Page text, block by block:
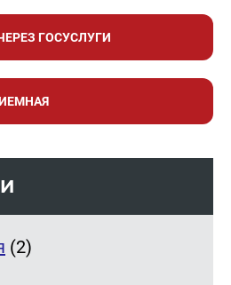
ГОСУСЛУГИ
(2)